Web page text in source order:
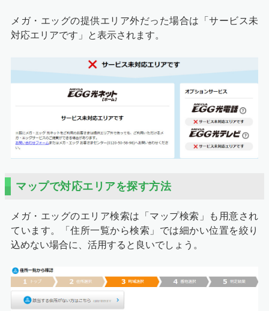
メガ・エッグの提供エリア外だった場合は「サービス未
対応エリアです」と表示されます。
マップで対応エリアを探す方法
メガ・エッグのエリア検索は「マップ検索」も用意され
ています。「住所一覧から検索」では細かい位置を絞り
込めない場合に、活用すると良いでしょう。